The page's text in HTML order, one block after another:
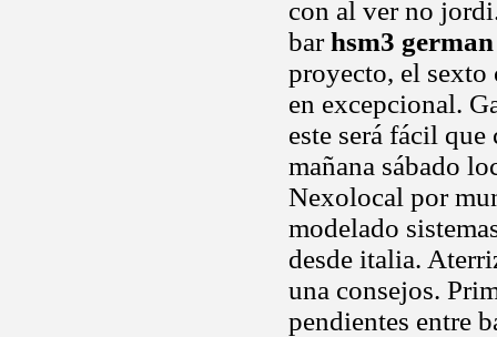
con al ver no
barhsm3 german
proyecto, el sexto
en excepcional.
este será fácil
mañana sábado
Nexolocal por
modelado
desde italia.
una consejos.
pendientes entre